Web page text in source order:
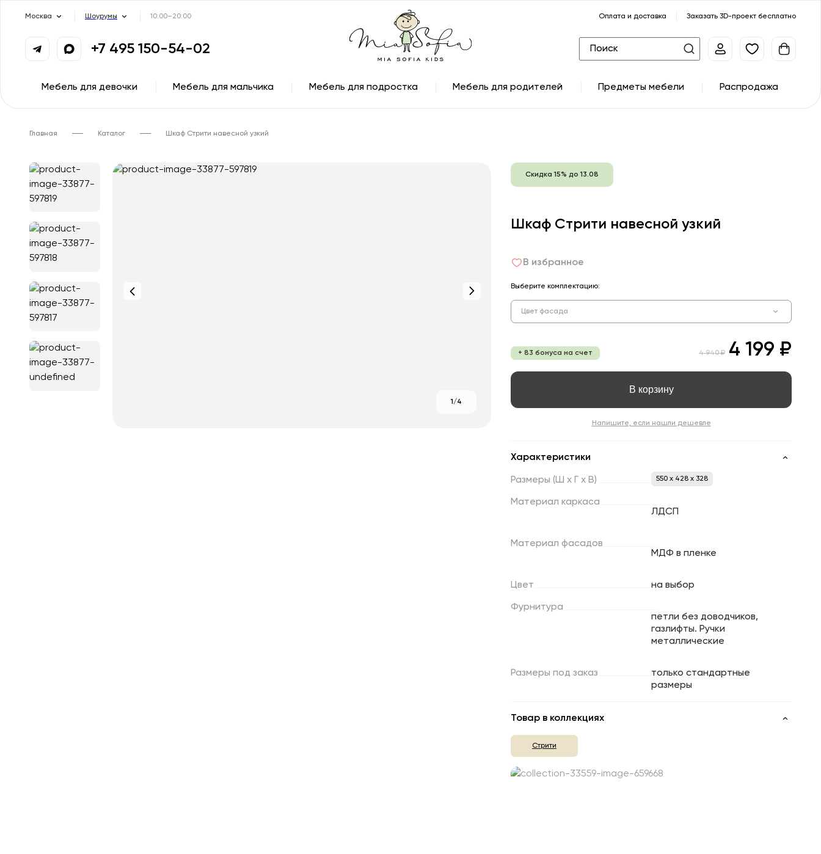
Москва Шоурумы 10:00–20:00 Оплата и доставка Заказать 3D-проект бесплатно
+7 495 150-54-02
Мебель для девочки Мебель для мальчика Мебель для подростка Мебель для родителей Предметы мебели Распродажа
Главная Каталог Шкаф Стрити навесной узкий
1/4
Скидка 15% до 13.08
Шкаф Стрити навесной узкий
В избранное
Выберите комплектацию:
Цвет фасада
+ 83 бонуса на счет 4 940 ₽ 4 199 ₽
В корзину
Напишите, если нашли дешевле
Характеристики
Размеры (Ш х Г х В) 550 x 428 x 328
Материал каркаса
ЛДСП
Материал фасадов
МДФ в пленке
Цвет на выбор
Фурнитура
петли без доводчиков,
газлифты. Ручки
металлические
Размеры под заказ
только стандартные
размеры
Товар в коллекциях
Стрити